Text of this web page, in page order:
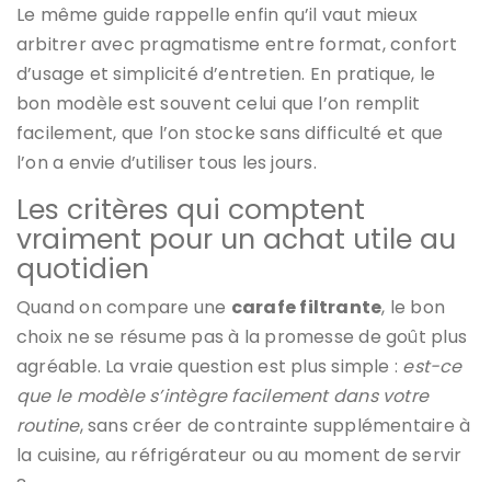
Le même guide rappelle enfin qu’il vaut mieux
arbitrer avec pragmatisme entre format, confort
d’usage et simplicité d’entretien. En pratique, le
bon modèle est souvent celui que l’on remplit
facilement, que l’on stocke sans difficulté et que
l’on a envie d’utiliser tous les jours.
Les critères qui comptent
vraiment pour un achat utile au
quotidien
Quand on compare une carafe filtrante, le bon
choix ne se résume pas à la promesse de goût plus
agréable. La vraie question est plus simple : est-ce
que le modèle s’intègre facilement dans votre
routine, sans créer de contrainte supplémentaire à
la cuisine, au réfrigérateur ou au moment de servir